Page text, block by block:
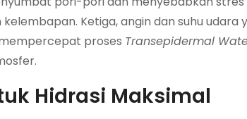
Ketiga, angin dan suhu udara
proses Transepidermal
Hidrasi Maksimal